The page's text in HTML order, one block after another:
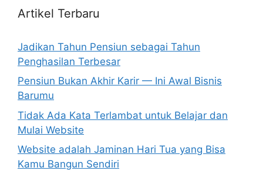
Artikel Terbaru
Jadikan Tahun Pensiun sebagai Tahun
Penghasilan Terbesar
Pensiun Bukan Akhir Karir — Ini Awal Bisnis
Barumu
Tidak Ada Kata Terlambat untuk Belajar dan
Mulai Website
Website adalah Jaminan Hari Tua yang Bisa
Kamu Bangun Sendiri